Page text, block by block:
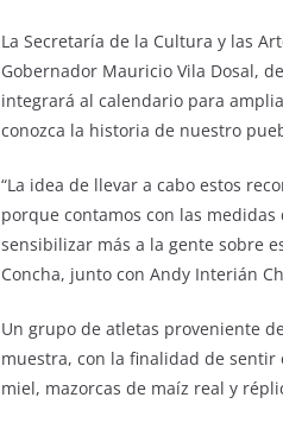
La Secretaría de la Cultura y las
Gobernador Mauricio Vila Dosal,
integrará al calendario para
conozca la historia de nuestro
“La idea de llevar a cabo estos
porque contamos con las
sensibilizar más a la gente sobre
Concha, junto con Andy Interián
Un grupo de atletas proveniente
muestra, con la finalidad de sentir
miel, mazorcas de maíz real y